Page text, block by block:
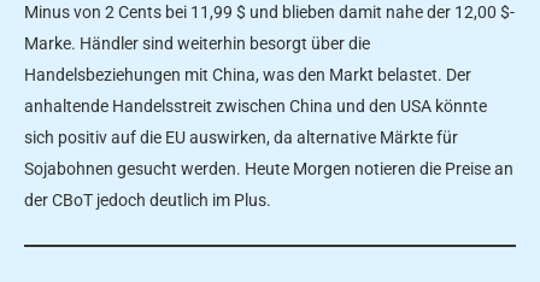
Minus von 2 Cents bei 11,99 $ und blieben damit nahe der 12,00 $-
Marke. Händler sind weiterhin besorgt über die
Handelsbeziehungen mit China, was den Markt belastet. Der
anhaltende Handelsstreit zwischen China und den USA könnte
sich positiv auf die EU auswirken, da alternative Märkte für
Sojabohnen gesucht werden. Heute Morgen notieren die Preise an
der CBoT jedoch deutlich im Plus.